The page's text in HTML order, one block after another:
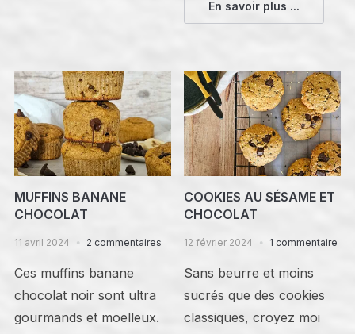
En savoir plus ...
MUFFINS BANANE
CHOCOLAT
11 avril 2024 2 commentaires
Ces muffins banane
chocolat noir sont ultra
gourmands et moelleux.
COOKIES AU SÉSAME ET
CHOCOLAT
12 février 2024 1 commentaire
Sans beurre et moins
sucrés que des cookies
classiques, croyez moi